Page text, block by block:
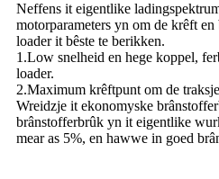
Neffens it eigentlike
motorparameters yn om de krêft
loader it bêste te berikken.
1.Low snelheid en hege koppel,
loader.
2.Maximum krêftpunt om de
Wreidzje it ekonomyske
brânstofferbrûk yn it eigentlike
mear as 5%, en hawwe in goed